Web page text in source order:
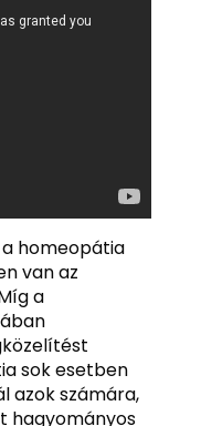
homeopátia
van az
a
sok esetben
azok számára,
hagyományos